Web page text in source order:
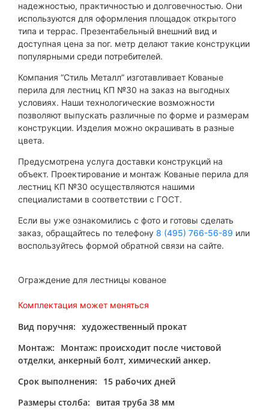
надежностью, практичностью и долговечностью. Они
используются для оформления площадок открытого
типа и террас. Презентабельный внешний вид и
доступная цена за пог. метр делают такие конструкции
популярными среди потребителей.
Компания “Стиль Металл” изготавливает Кованые
перила для лестниц КП №30 на заказ на выгодных
условиях. Наши технологические возможности
позволяют выпускать различные по форме и размерам
конструкции. Изделия можно окрашивать в разные
цвета.
Предусмотрена услуга доставки конструкций на
объект. Проектирование и монтаж Кованые перила для
лестниц КП №30 осуществляются нашими
специалистами в соответствии с ГОСТ.
Если вы уже ознакомились с фото и готовы сделать
заказ, обращайтесь по телефону 8 (495) 766-56-89 или
воспользуйтесь формой обратной связи на сайте.
Ограждение для лестницы кованое
Комплектация может меняться
Вид поручня: художественный прокат
Монтаж:
Монтаж: происходит после чистовой
отделки, анкерный болт, химический анкер.
Срок выполнения:
15 рабочих дней
Размеры столба:
витая труба 38 мм